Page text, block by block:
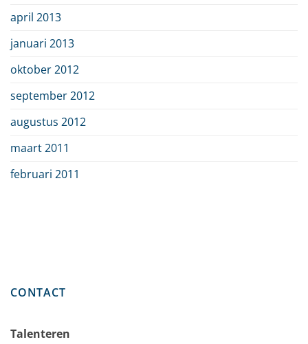
april 2013
januari 2013
oktober 2012
september 2012
augustus 2012
maart 2011
februari 2011
CONTACT
Talenteren